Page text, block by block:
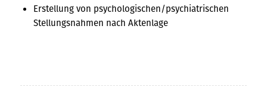
Erstellung von psychologischen/psychiatrischen
Stellungsnahmen nach Aktenlage